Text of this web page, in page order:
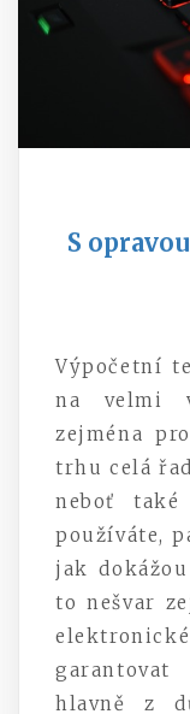
S
Výpočetní
na velmi
zejména
trhu celá
neboť
používáte,
jak
to nešvar
hlavně z